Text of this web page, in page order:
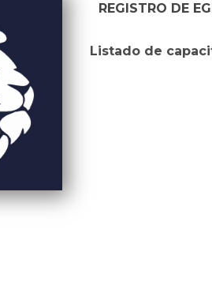
REGISTRO DE
Listado de